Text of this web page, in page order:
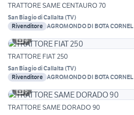
TRATTORE SAME CENTAURO 70
San Biagio di Callalta (TV)
Rivenditore AGROMONDO DI BOTA CORNEL
4
TRATTORE FIAT 250
San Biagio di Callalta (TV)
Rivenditore AGROMONDO DI BOTA CORNEL
5
TRATTORE SAME DORADO 90